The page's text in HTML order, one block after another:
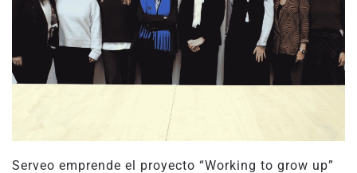
Serveo emprende el proyecto “Working to grow up”